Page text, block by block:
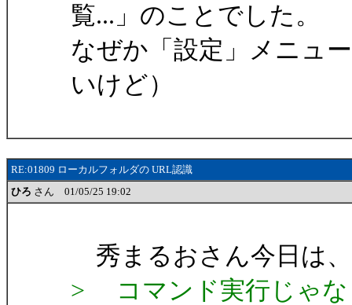
覧...」のことでした。
なぜか「設定」メニュ
いけど）
RE:01809 ローカルフォルダの URL認識
ひろ さん 01/05/25 19:02
秀まるおさん今日は
> コマンド実行じゃな